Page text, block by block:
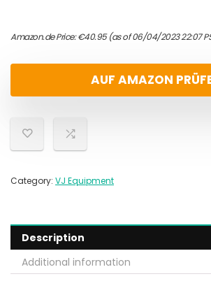
Amazon.de Price:€40.95(as of 06/04/2023 22:07
AUF AMAZON
Category: VJ Equipment
Description
Additional information